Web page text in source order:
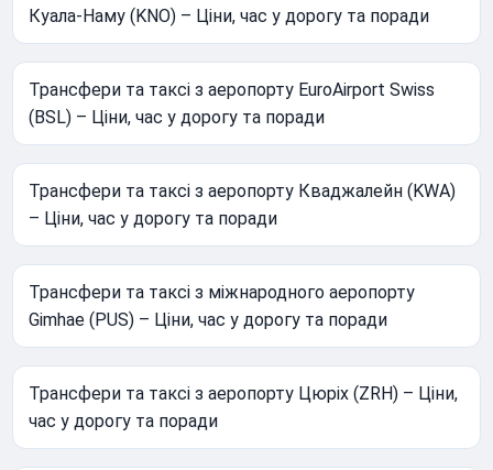
Куала-Наму (KNO) – Ціни, час у дорогу та поради
Трансфери та таксі з аеропорту EuroAirport Swiss
(BSL) – Ціни, час у дорогу та поради
Трансфери та таксі з аеропорту Кваджалейн (KWA)
– Ціни, час у дорогу та поради
Трансфери та таксі з міжнародного аеропорту
Gimhae (PUS) – Ціни, час у дорогу та поради
Трансфери та таксі з аеропорту Цюріх (ZRH) – Ціни,
час у дорогу та поради